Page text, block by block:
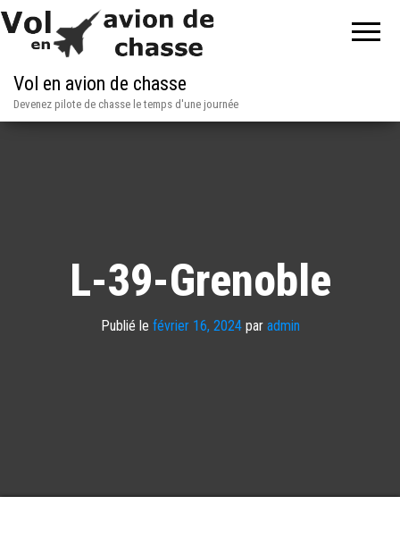
Vol en avion de chasse
Devenez pilote de chasse le temps d'une journée
L-39-Grenoble
Publié le février 16, 2024par admin